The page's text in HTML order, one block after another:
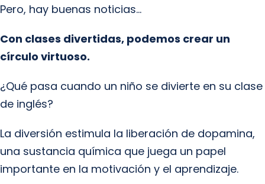
Pero, hay buenas noticias…
Con clases divertidas, podemos crear un
círculo virtuoso.
¿Qué pasa cuando un niño se divierte en su clase
de inglés?
La diversión estimula la liberación de dopamina,
una sustancia química que juega un papel
importante en la motivación y el aprendizaje.